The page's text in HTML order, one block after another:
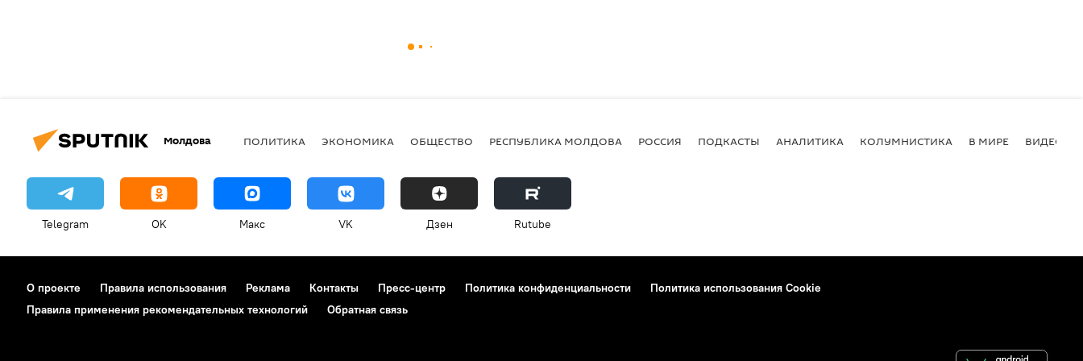
Молдова ПОЛИТИКА ЭКОНОМИКА ОБЩЕСТВО РЕСПУБЛИКА МОЛДОВА РОССИЯ ПОДКАСТЫ АНАЛИТИКА КОЛУМНИСТИКА В МИРЕ ВИДЕО
Telegram OK Макс VK Дзен Rutube
О проекте Правила использования Реклама Контакты Пресс-центр Политика конфиденциальности
Политика использования Cookie
Правила применения рекомендательных технологий
Обратная связь